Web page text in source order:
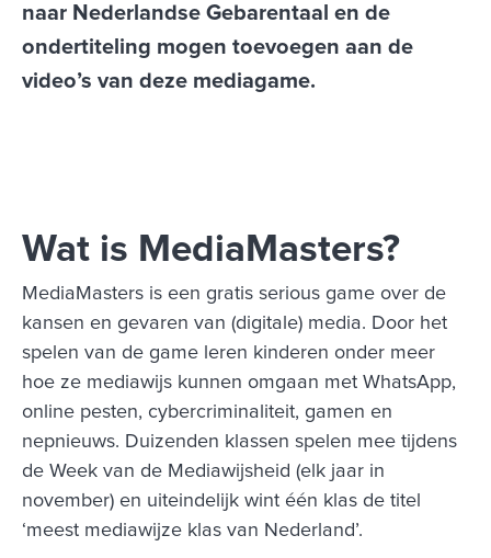
naar Nederlandse Gebarentaal en de
ondertiteling mogen toevoegen aan de
video’s van deze mediagame.
Wat is MediaMasters?
MediaMasters is een gratis serious game over de
kansen en gevaren van (digitale) media. Door het
spelen van de game leren kinderen onder meer
hoe ze mediawijs kunnen omgaan met WhatsApp,
online pesten, cybercriminaliteit, gamen en
nepnieuws. Duizenden klassen spelen mee tijdens
de Week van de Mediawijsheid (elk jaar in
november) en uiteindelijk wint één klas de titel
‘meest mediawijze klas van Nederland’.